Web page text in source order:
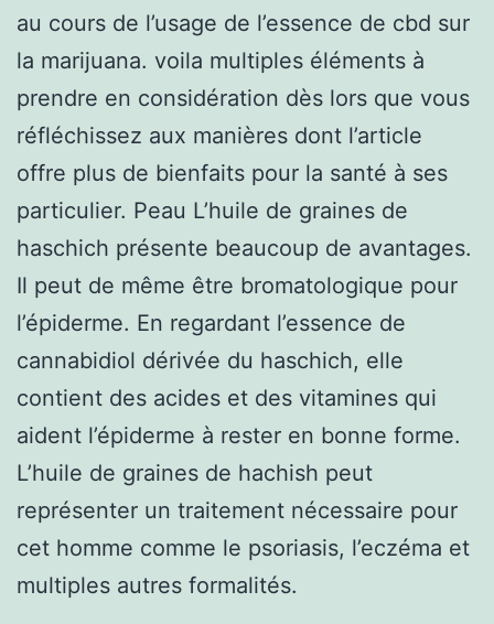
au cours de l’usage de l’essence de cbd sur
la marijuana. voila multiples éléments à
prendre en considération dès lors que vous
réfléchissez aux manières dont l’article
offre plus de bienfaits pour la santé à ses
particulier. Peau L’huile de graines de
haschich présente beaucoup de avantages.
Il peut de même être bromatologique pour
l’épiderme. En regardant l’essence de
cannabidiol dérivée du haschich, elle
contient des acides et des vitamines qui
aident l’épiderme à rester en bonne forme.
L’huile de graines de hachish peut
représenter un traitement nécessaire pour
cet homme comme le psoriasis, l’eczéma et
multiples autres formalités.